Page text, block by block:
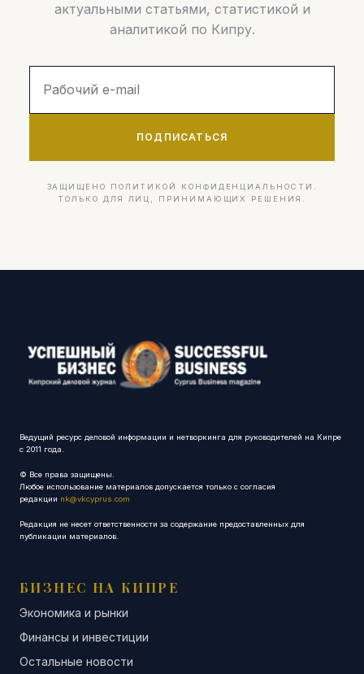
актуальными статьями, статистикой и
аналитикой по Кипру.
ПОДПИСАТЬСЯ
ЗАЩИЩЕНО ПОЛИТИКОЙ КОНФИДЕНЦИАЛЬНОСТИ.
ТОЛЬКО ДЛЯ ЛИЦ, ПРИНИМАЮЩИХ РЕШЕНИЯ.
Ведущий ресурс деловой информации и нетворкинга для руководителей на Кипре
с 2011 года.
© Все права защищены.
Любое использование материалов допускается только с согласия
редакции nk@vkcyprus.com
Редакция не несет ответственности за содержание предоставленных для
публикации материалов.
БИЗНЕС НА КИПРЕ
Экономика и рынки
Финансы и инвестиции
Остальные новости